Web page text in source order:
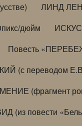
ЛИНД
дюйм
Повесть
(с переводом
(фрагмент
(из повести